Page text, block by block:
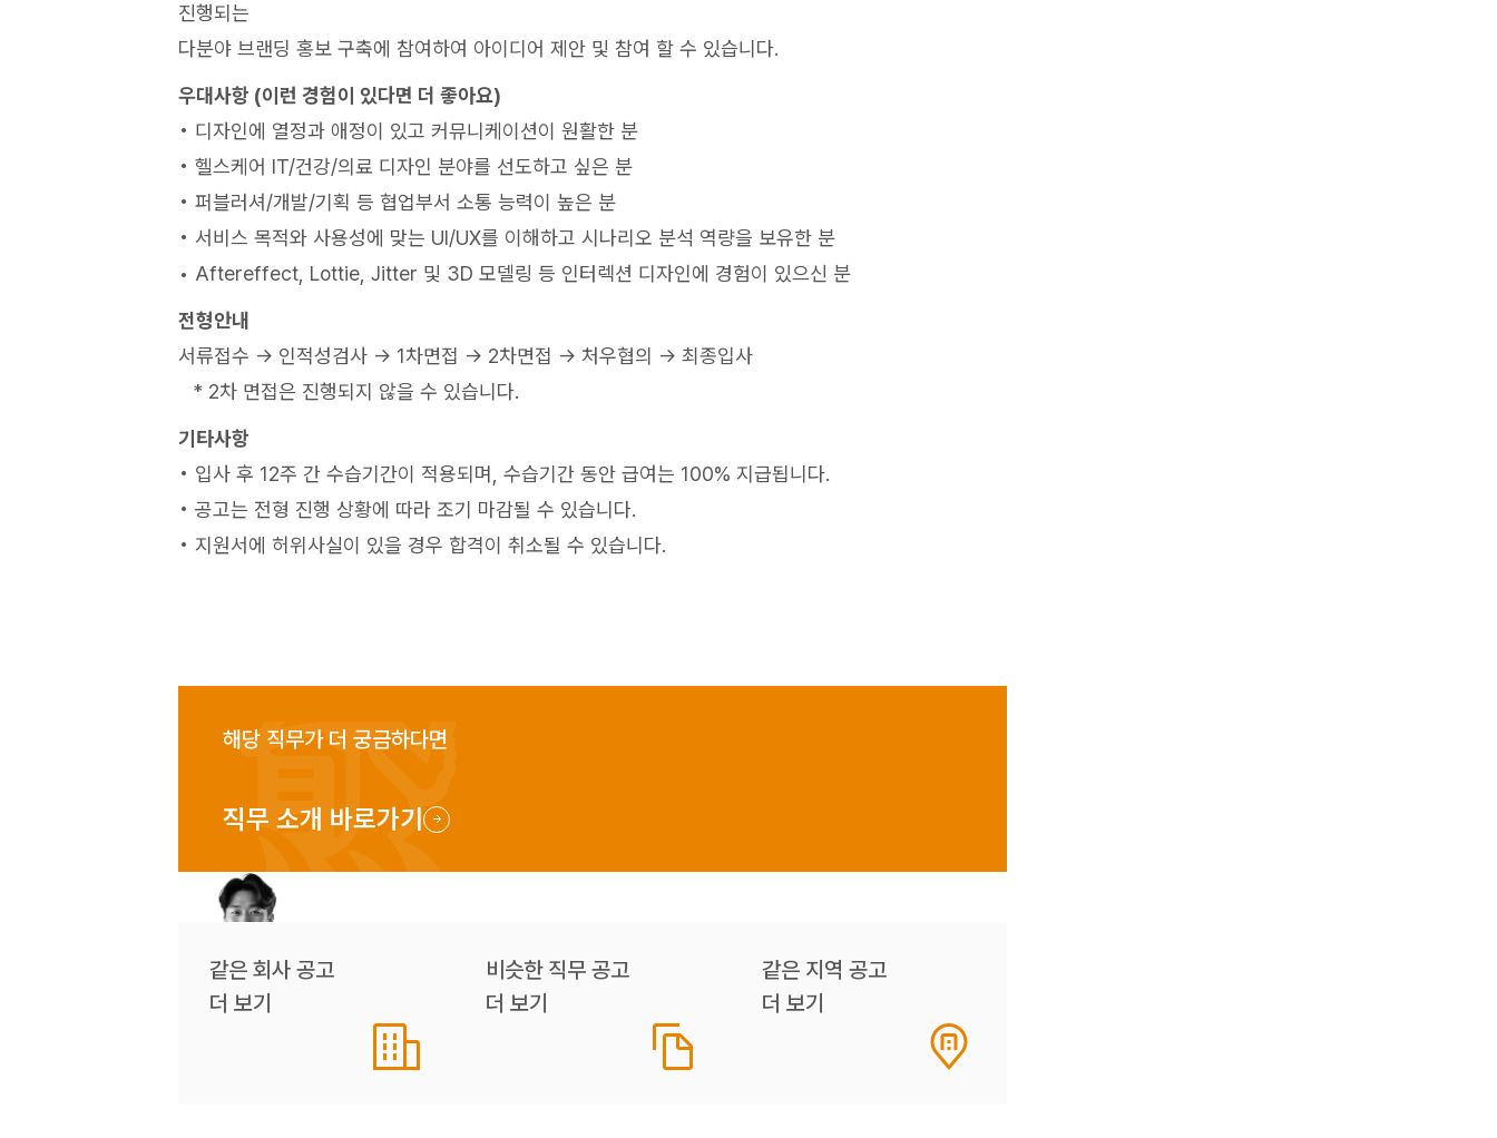
진행되는
다분야 브랜딩 홍보 구축에 참여하여 아이디어 제안 및 참여 할 수 있습니다.
우대사항 (이런 경험이 있다면 더 좋아요)
• 디자인에 열정과 애정이 있고 커뮤니케이션이 원활한 분
• 헬스케어 IT/건강/의료 디자인 분야를 선도하고 싶은 분
• 퍼블러셔/개발/기획 등 협업부서 소통 능력이 높은 분
• 서비스 목적와 사용성에 맞는 UI/UX를 이해하고 시나리오 분석 역량을 보유한 분
• Aftereffect, Lottie, Jitter 및 3D 모델링 등 인터렉션 디자인에 경험이 있으신 분
전형안내
서류접수 → 인적성검사 → 1차면접 → 2차면접 → 처우협의 → 최종입사
⠀* 2차 면접은 진행되지 않을 수 있습니다.
기타사항
• 입사 후 12주 간 수습기간이 적용되며, 수습기간 동안 급여는 100% 지급됩니다.
• 공고는 전형 진행 상황에 따라 조기 마감될 수 있습니다.
• 지원서에 허위사실이 있을 경우 합격이 취소될 수 있습니다.
해당 직무가 더 궁금하다면
직무 소개 바로가기
같은 회사 공고
더 보기
비슷한 직무 공고
더 보기
같은 지역 공고
더 보기